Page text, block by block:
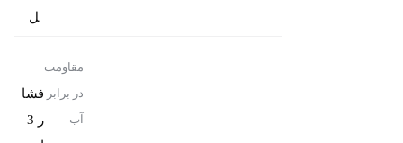
ل
مقاومت
در برابر
آب
فشا
ر 3